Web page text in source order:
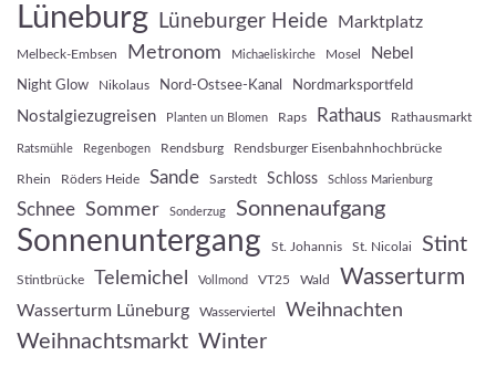
Lüneburg Lüneburger Heide Marktplatz
Melbeck-Embsen Metronom Michaeliskirche Mosel Nebel
Night Glow Nikolaus Nord-Ostsee-Kanal Nordmarksportfeld
Nostalgiezugreisen Planten un Blomen Raps Rathaus Rathausmarkt
Ratsmühle Regenbogen Rendsburg Rendsburger Eisenbahnhochbrücke
Rhein Röders Heide Sande Sarstedt Schloss Schloss Marienburg
Schnee Sommer Sonderzug Sonnenaufgang
Sonnenuntergang St. Johannis St. Nicolai Stint
Stintbrücke Telemichel Vollmond VT25 Wald Wasserturm
Wasserturm Lüneburg Wasserviertel Weihnachten
Weihnachtsmarkt Winter